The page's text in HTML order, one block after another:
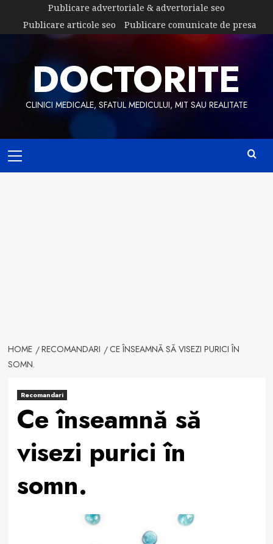
content
Publicare advertoriale & advertoriale seo
Publicare articole seo
Publicare comunicate de presa
DOCTORITE
CLINICI MEDICALE, SFATUL MEDICULUI, MIT SAU REALITATE
Menu
HOME RECOMANDARI
CE ÎNSEAMNĂ SĂ VISEZI PURICI ÎN
SOMN.
Recomandari
Ce înseamnă să
visezi purici în
somn.